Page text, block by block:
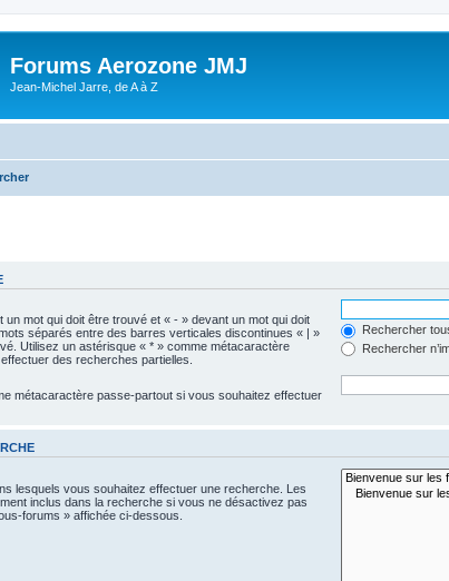
Forums Aerozone JMJ
Jean-Michel Jarre, de A à Z
mot qui doit être trouvé et « - » devant un mot qui doit
séparés entre des barres verticales discontinues « | »
Utilisez un astérisque « * » comme métacaractère
des recherches partielles.
Rechercher
Rechercher
métacaractère passe-partout si vous souhaitez effectuer
lesquels vous souhaitez effectuer une recherche. Les
inclus dans la recherche si vous ne désactivez pas
forums » affichée ci-dessous.